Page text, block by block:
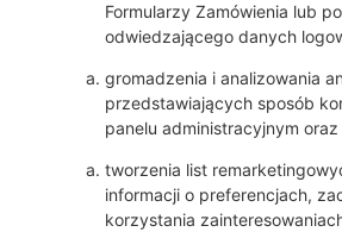
Formularzy Zamówienia lub
odwiedzającego danych
gromadzenia i analizowania
przedstawiających sposób
panelu administracyjnym
tworzenia list
informacji o preferencjach,
korzystania